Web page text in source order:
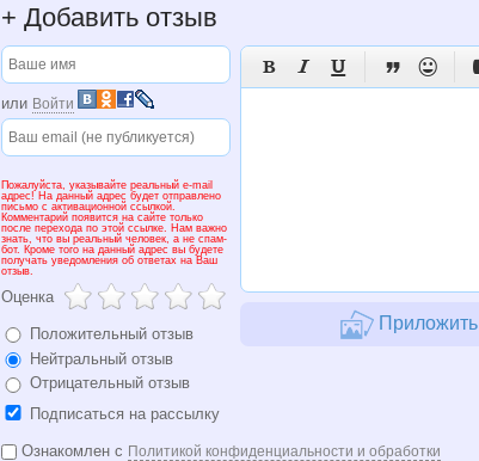
+ Добавить отзыв
или Войти
Пожалуйста, указывайте реальный e-mail
адрес! На данный адрес будет отправлено
письмо с активационной ссылкой.
Комментарий появится на сайте только
после перехода по этой ссылке. Нам важно
знать, что вы реальный человек, а не спам-
бот. Кроме того на данный адрес вы будете
получать уведомления об ответах на Ваш
отзыв.
Оценка
Положительный отзыв
Нейтральный отзыв
Отрицательный отзыв
Подписаться на рассылку
    
Приложить
Ознакомлен с Политикой конфиденциальности и обработки